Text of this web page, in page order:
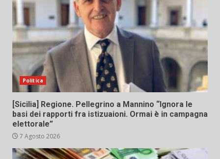
Politica
[Sicilia] Regione. Pellegrino a Mannino “Ignora le
basi dei rapporti fra istizuaioni. Ormai è in campagna
elettorale”
7 Agosto 2026